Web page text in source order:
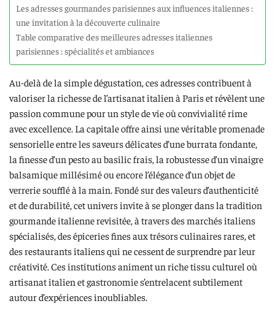
Les adresses gourmandes parisiennes aux influences italiennes :
une invitation à la découverte culinaire
Table comparative des meilleures adresses italiennes
parisiennes : spécialités et ambiances
Au-delà de la simple dégustation, ces adresses contribuent à
valoriser la richesse de l’artisanat italien à Paris et révèlent une
passion commune pour un style de vie où convivialité rime
avec excellence. La capitale offre ainsi une véritable promenade
sensorielle entre les saveurs délicates d’une burrata fondante,
la finesse d’un pesto au basilic frais, la robustesse d’un vinaigre
balsamique millésimé ou encore l’élégance d’un objet de
verrerie soufflé à la main. Fondé sur des valeurs d’authenticité
et de durabilité, cet univers invite à se plonger dans la tradition
gourmande italienne revisitée, à travers des marchés italiens
spécialisés, des épiceries fines aux trésors culinaires rares, et
des restaurants italiens qui ne cessent de surprendre par leur
créativité. Ces institutions animent un riche tissu culturel où
artisanat italien et gastronomie s’entrelacent subtilement
autour d’expériences inoubliables.